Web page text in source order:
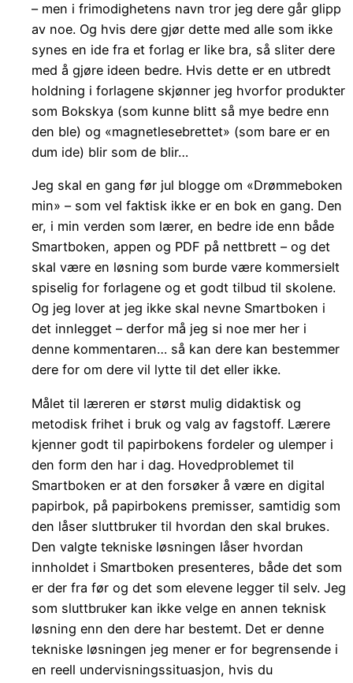
– men i frimodighetens navn tror jeg dere går glipp
av noe. Og hvis dere gjør dette med alle som ikke
synes en ide fra et forlag er like bra, så sliter dere
med å gjøre ideen bedre. Hvis dette er en utbredt
holdning i forlagene skjønner jeg hvorfor produkter
som Bokskya (som kunne blitt så mye bedre enn
den ble) og «magnetlesebrettet» (som bare er en
dum ide) blir som de blir…
Jeg skal en gang før jul blogge om «Drømmeboken
min» – som vel faktisk ikke er en bok en gang. Den
er, i min verden som lærer, en bedre ide enn både
Smartboken, appen og PDF på nettbrett – og det
skal være en løsning som burde være kommersielt
spiselig for forlagene og et godt tilbud til skolene.
Og jeg lover at jeg ikke skal nevne Smartboken i
det innlegget – derfor må jeg si noe mer her i
denne kommentaren… så kan dere kan bestemmer
dere for om dere vil lytte til det eller ikke.
Målet til læreren er størst mulig didaktisk og
metodisk frihet i bruk og valg av fagstoff. Lærere
kjenner godt til papirbokens fordeler og ulemper i
den form den har i dag. Hovedproblemet til
Smartboken er at den forsøker å være en digital
papirbok, på papirbokens premisser, samtidig som
den låser sluttbruker til hvordan den skal brukes.
Den valgte tekniske løsningen låser hvordan
innholdet i Smartboken presenteres, både det som
er der fra før og det som elevene legger til selv. Jeg
som sluttbruker kan ikke velge en annen teknisk
løsning enn den dere har bestemt. Det er denne
tekniske løsningen jeg mener er for begrensende i
en reell undervisningssituasjon, hvis du